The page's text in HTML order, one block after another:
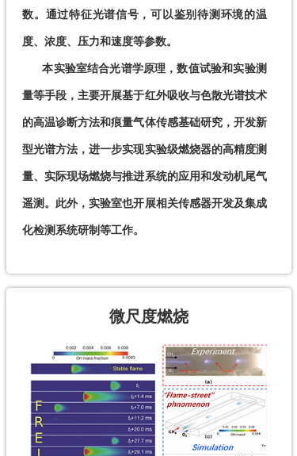
数。通过特征光谱信号，可以鉴别待测环境的温
度、浓度、压力和速度等参数。​
​      本实验室结合光谱学原理，数值试验和实验测
量等手段，主要开展基于红外吸收与色散光谱技术
的高温诊断方法和痕量气体传感基础研究，开发新
型光谱方法，进一步实现实验级燃烧器的高精度测
量、实际现场燃烧与推进系统的应用和发动机尾气
遥测。此外，实验室也开展相关传感器开发及集成
化检测系统研制等工作。
微尺度燃烧